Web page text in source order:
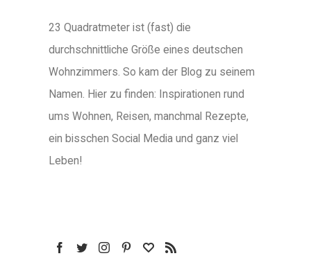
23 Quadratmeter ist (fast) die
durchschnittliche Größe eines deutschen
Wohnzimmers. So kam der Blog zu seinem
Namen. Hier zu finden: Inspirationen rund
ums Wohnen, Reisen, manchmal Rezepte,
ein bisschen Social Media und ganz viel
Leben!